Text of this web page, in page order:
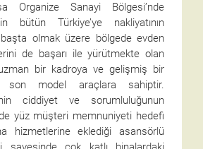
Organize Sanayi Bölgesi’nde
bütün Türkiye’ye nakliyatının
başta olmak üzere bölgede evden
de başarı ile yürütmekte olan
bir kadroya ve gelişmiş bir
son model araçlara sahiptir.
ciddiyet ve sorumluluğunun
yüz müşteri memnuniyeti hedefi
hizmetlerine eklediği asansörlü